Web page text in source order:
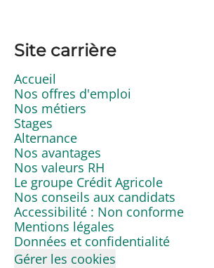
Site carrière
Accueil
Nos offres d'emploi
Nos métiers
Stages
Alternance
Nos avantages
Nos valeurs RH
Le groupe Crédit Agricole
Nos conseils aux candidats
Accessibilité : Non conforme
Mentions légales
Données et confidentialité
Gérer les cookies